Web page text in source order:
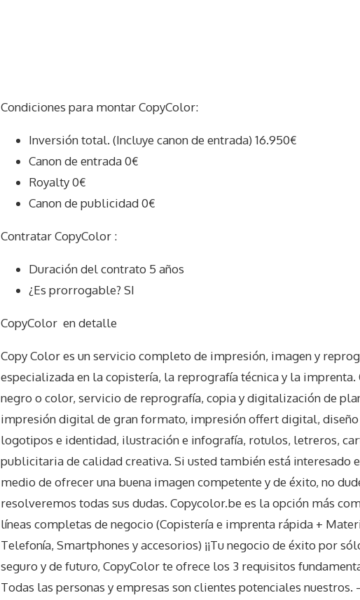
Condiciones para montar CopyColor:
Inversión total. (Incluye canon de entrada) 16.950€
Canon de entrada 0€
Royalty 0€
Canon de publicidad 0€
Contratar CopyColor :
Duración del contrato 5 años
¿Es prorrogable? SI
CopyColor en detalle
Copy Color es un servicio completo de impresión, imagen y
especializada en la copistería, la reprografía técnica y la
negro o color, servicio de reprografía, copia y digitalización de
impresión digital de gran formato, impresión offert digital, diseño
logotipos e identidad, ilustración e infografía, rotulos, letreros,
publicitaria de calidad creativa. Si usted también está interesado
medio de ofrecer una buena imagen competente y de éxito, no
resolveremos todas sus dudas. Copycolor.be es la opción más
líneas completas de negocio (Copistería e imprenta rápida +
Telefonía, Smartphones y accesorios) ¡¡Tu negocio de éxito por
seguro y de futuro, CopyColor te ofrece los 3 requisitos
Todas las personas y empresas son clientes potenciales nuestros.